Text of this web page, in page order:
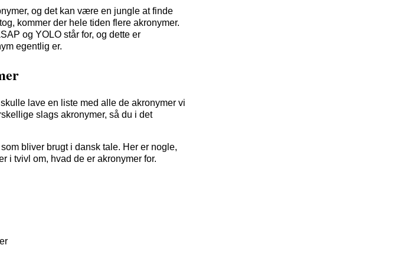
og det kan være en jungle at finde
kommer der hele tiden flere akronymer.
og YOLO står for, og dette er
egentlig er.
lave en liste med alle de akronymer vi
slags akronymer, så du i det
bliver brugt i dansk tale. Her er nogle,
i tvivl om, hvad de er akronymer for.